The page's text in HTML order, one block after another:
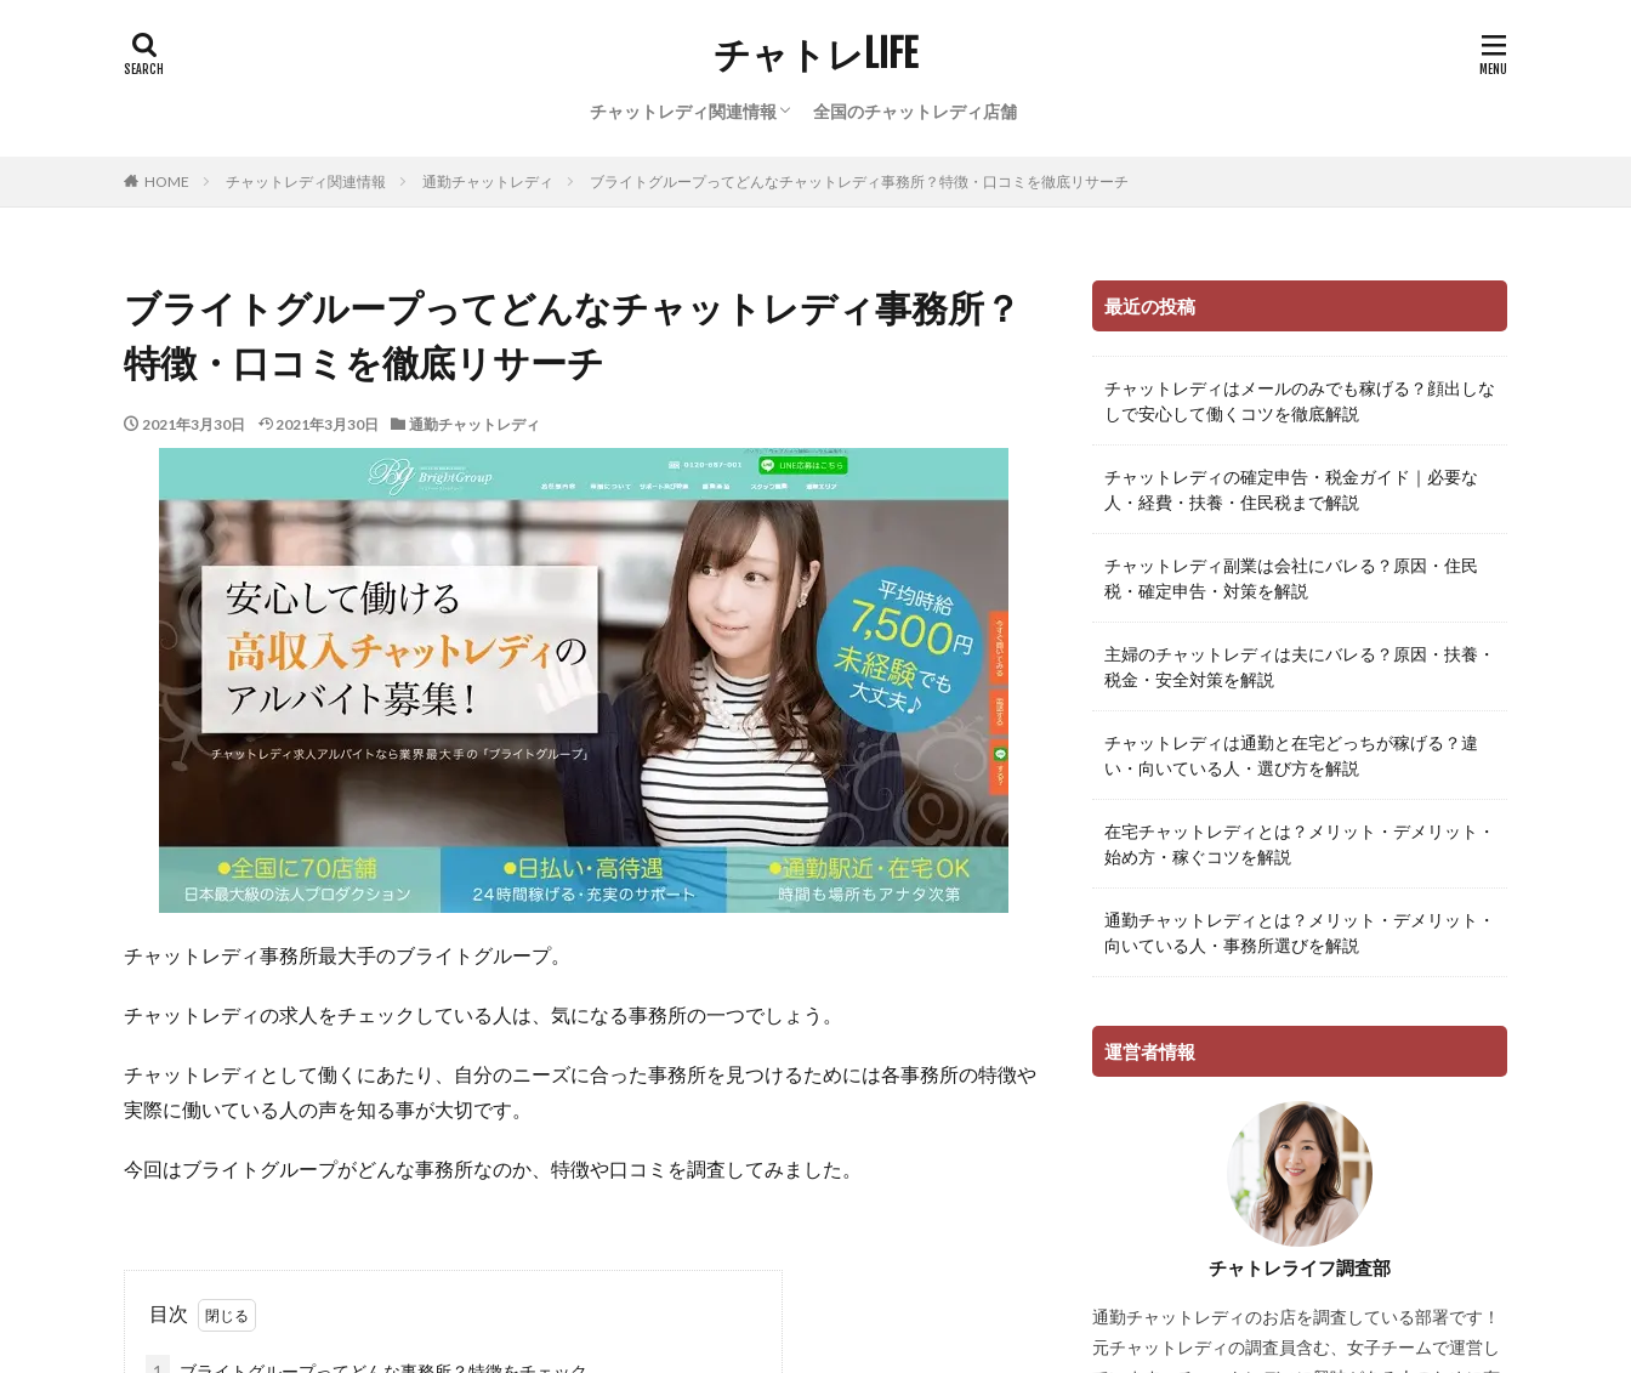
チャトレLIFE
チャットレディ関連情報 全国のチャットレディ店舗
HOME チャットレディ関連情報 通勤チャットレディ ブライトグループってどんなチャットレディ事務所？特徴・口コミを徹底リサーチ
ブライトグループってどんなチャットレディ事務所？
特徴・口コミを徹底リサーチ
2021年3月30日 2021年3月30日 通勤チャットレディ
チャットレディ事務所最大手のブライトグループ。
チャットレディの求人をチェックしている人は、気になる事務所の一つでしょう。
チャットレディとして働くにあたり、自分のニーズに合った事務所を見つけるためには各事務所の特徴や
実際に働いている人の声を知る事が大切です。
今回はブライトグループがどんな事務所なのか、特徴や口コミを調査してみました。
目次
最近の投稿
チャットレディはメールのみでも稼げる？顔出しな
しで安心して働くコツを徹底解説
チャットレディの確定申告・税金ガイド｜必要な
人・経費・扶養・住民税まで解説
チャットレディ副業は会社にバレる？原因・住民
税・確定申告・対策を解説
主婦のチャットレディは夫にバレる？原因・扶養・
税金・安全対策を解説
チャットレディは通勤と在宅どっちが稼げる？違
い・向いている人・選び方を解説
在宅チャットレディとは？メリット・デメリット・
始め方・稼ぐコツを解説
通勤チャットレディとは？メリット・デメリット・
向いている人・事務所選びを解説
運営者情報
チャトレライフ調査部
通勤チャットレディのお店を調査している部署です！
元チャットレディの調査員含む、女子チームで運営し